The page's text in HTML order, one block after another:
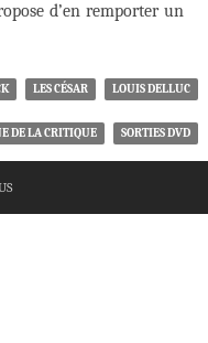
d’en remporter un
LES CÉSAR LOUIS DELLUC
DE LA CRITIQUE SORTIES DVD